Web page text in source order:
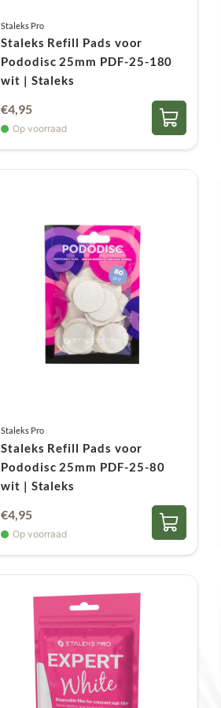
Staleks Pro
Staleks Refill Pads voor
Pododisc 25mm PDF-25-180
wit | Staleks
€4,95
Op voorraad
Staleks Pro
Staleks Refill Pads voor
Pododisc 25mm PDF-25-80
wit | Staleks
€4,95
Op voorraad